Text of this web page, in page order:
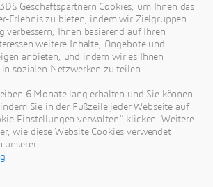
Geschäftspartnern Cookies, um Ihnen das
Erlebnis zu bieten, indem wir Zielgruppen
verbessern, Ihnen basierend auf Ihren
weitere Inhalte, Angebote und
anbieten, und indem wir es Ihnen
sozialen Netzwerken zu teilen.
6 Monate lang erhalten und Sie können
Sie in der Fußzeile jeder Webseite auf
Einstellungen verwalten“ klicken. Weitere
wie diese Website Cookies verwendet
unserer